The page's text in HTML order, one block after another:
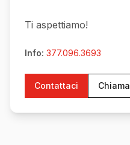
Ti aspettiamo!
Info: 377.096.3693
Contattaci Chiama